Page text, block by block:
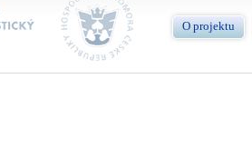
O projektu